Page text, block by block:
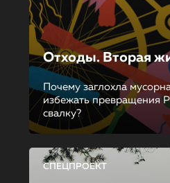
Отходы. Вторая
Почему заглохла
избежать превращения
свалку?
СПЕЦПРОЕКТ